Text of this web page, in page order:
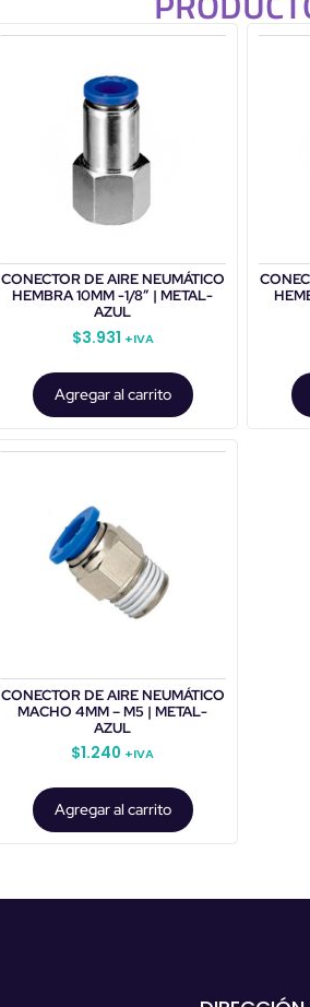
CONECTOR DE AIRE NEUMÁTICO
HEMBRA 10MM -1/8″ | METAL-
AZUL
$3.931 +IVA
Agregar al carrito
CONECTOR DE AIRE NEUMÁTICO
MACHO 4MM – M5 | METAL-
AZUL
$1.240 +IVA
Agregar al carrito